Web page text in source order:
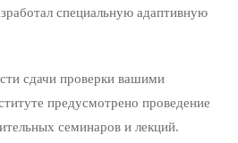
специальную адаптивную
сдачи проверки вашими
предусмотрено проведение
семинаров и лекций.